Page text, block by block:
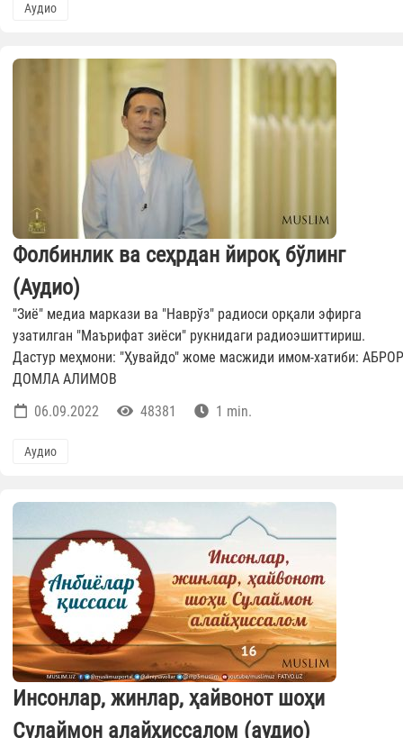
Аудио
Фолбинлик ва сеҳрдан йироқ бўлинг
(Аудио)
"Зиё" медиа маркази ва "Наврўз" радиоси орқали эфирга
узатилган "Маърифат зиёси" рукнидаги радиоэшиттириш.
Дастур меҳмони: "Ҳувайдо" жоме масжиди имом-хатиби: AБРОР
ДОМЛА AЛИМОВ
06.09.2022
48381 1 min.
Аудио
Инсонлар, жинлар, ҳайвонот шоҳи
Сулаймон алайҳиссалом (аудио)